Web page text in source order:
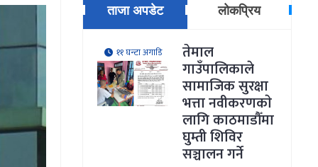
ताजा अपडेट लोकप्रिय
११ घन्टा अगाडि तेमाल
गाउँपालिकाले
सामाजिक सुरक्षा
भत्ता नवीकरणकाे
लागि काठमाडौँमा
घुम्ती शिविर
सञ्चालन गर्ने